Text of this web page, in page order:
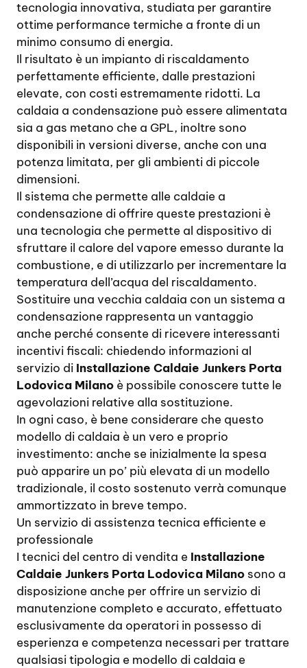
tecnologia innovativa, studiata per garantire
ottime performance termiche a fronte di un
minimo consumo di energia.
Il risultato è un impianto di riscaldamento
perfettamente efficiente, dalle prestazioni
elevate, con costi estremamente ridotti. La
caldaia a condensazione può essere alimentata
sia a gas metano che a GPL, inoltre sono
disponibili in versioni diverse, anche con una
potenza limitata, per gli ambienti di piccole
dimensioni.
Il sistema che permette alle caldaie a
condensazione di offrire queste prestazioni è
una tecnologia che permette al dispositivo di
sfruttare il calore del vapore emesso durante la
combustione, e di utilizzarlo per incrementare la
temperatura dell’acqua del riscaldamento.
Sostituire una vecchia caldaia con un sistema a
condensazione rappresenta un vantaggio
anche perché consente di ricevere interessanti
incentivi fiscali: chiedendo informazioni al
servizio di Installazione Caldaie Junkers Porta
Lodovica Milano è possibile conoscere tutte le
agevolazioni relative alla sostituzione.
In ogni caso, è bene considerare che questo
modello di caldaia è un vero e proprio
investimento: anche se inizialmente la spesa
può apparire un po’ più elevata di un modello
tradizionale, il costo sostenuto verrà comunque
ammortizzato in breve tempo.
Un servizio di assistenza tecnica efficiente e
professionale
I tecnici del centro di vendita e Installazione
Caldaie Junkers Porta Lodovica Milano sono a
disposizione anche per offrire un servizio di
manutenzione completo e accurato, effettuato
esclusivamente da operatori in possesso di
esperienza e competenza necessari per trattare
qualsiasi tipologia e modello di caldaia e